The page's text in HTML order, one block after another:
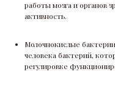
работы мозга и органов
активность.
Молочнокислые
человека бактерий,
регулировке